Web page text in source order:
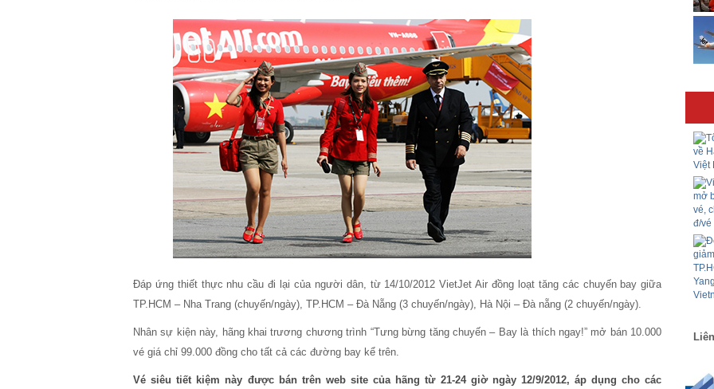
Đáp ứng thiết thực nhu cầu đi lại của người dân, từ 14/10/2012 VietJet Air đồng loạt tăng các chuyến bay giữa
TP.HCM – Nha Trang (chuyến/ngày), TP.HCM – Đà Nẵng (3 chuyến/ngày), Hà Nội – Đà nẵng (2 chuyến/ngày).
Nhân sự kiện này, hãng khai trương chương trình “Tưng bừng tăng chuyến – Bay là thích ngay!” mở bán 10.000
vé giá chỉ 99.000 đồng cho tất cả các đường bay kể trên.
Vé siêu tiết kiệm này được bán trên web site của hãng từ 21-24 giờ ngày 12/9/2012, áp dụng cho các